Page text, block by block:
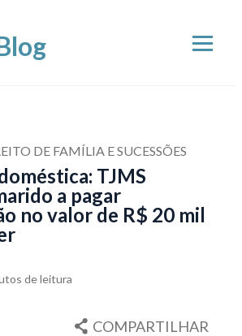
DE FAMÍLIA E SUCESSÕES
TJMS
a pagar
no valor de R$ 20 mil
de leitura
COMPARTILHAR